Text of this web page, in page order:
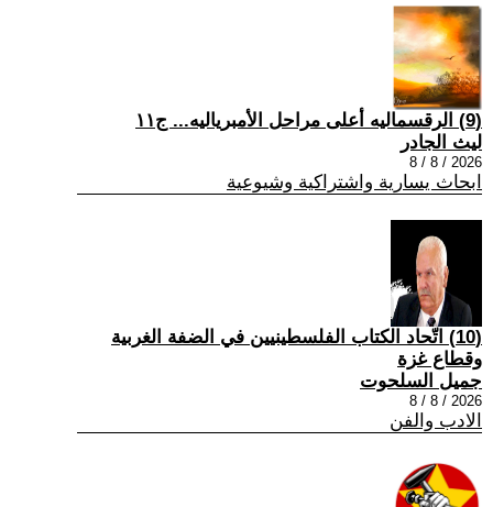
(9) الرقسماليه أعلى مراحل الأمبرياليه... ج١١
ليث الجادر
2026 / 8 / 8
ابحاث يسارية واشتراكية وشيوعية
(10) اتّحاد الكتاب الفلسطينيين في الضفة الغربية
وقطاع غزة
جميل السلحوت
2026 / 8 / 8
الادب والفن